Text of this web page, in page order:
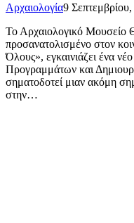
Αρχαιολογία9
Το Αρχαιολογικό Μουσείο
προσανατολισμένο στον
Όλους», εγκαινιάζει ένα
Προγραμμάτων και
σηματοδοτεί μιαν ακόμη
στην…